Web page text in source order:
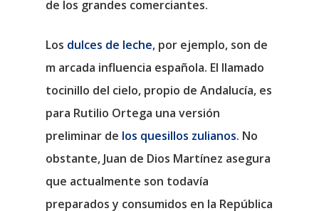
de los grandes comerciantes.
Los dulces de leche, por ejemplo, son de
m arcada influencia española. El llamado
tocinillo del cielo, propio de Andalucía, es
para Rutilio Ortega una versión
preliminar de los quesillos zulianos. No
obstante, Juan de Dios Martínez asegura
que actualmente son todavía
preparados y consumidos en la República